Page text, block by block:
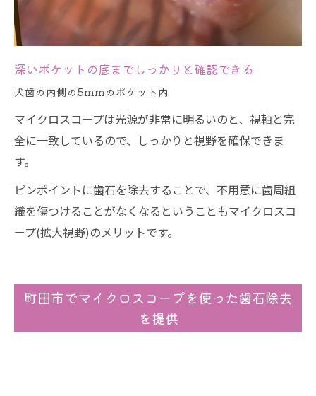
深いポケットの底までしっかりと確認できる
犬歯の内側の5mmのポケット内
マイクロスコープは光源が非常に明るいのと、視軸と完
全に一致しているので、しっかりと視野を確保できま
す。
ピンポイントに歯石を除去することで、不用意に歯周組
織を傷つけることがなくなるということもマイクロスコ
ープ(拡大視野)のメリットです。
町田市でマイクロスコープを使った歯石除去
を提供